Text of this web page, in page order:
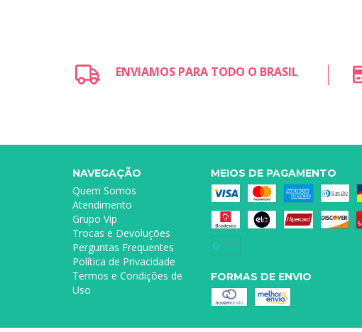
ENVIAMOS PARA TODO O BRASIL
NAVEGAÇÃO
Quem Somos
Atendimento
Grupo Vip
Trocas e Devoluções
Perguntas Frequentes
Política de Privacidade
Termos e Condições de
Uso
MEIOS DE PAGAMENTO
FORMAS DE ENVIO